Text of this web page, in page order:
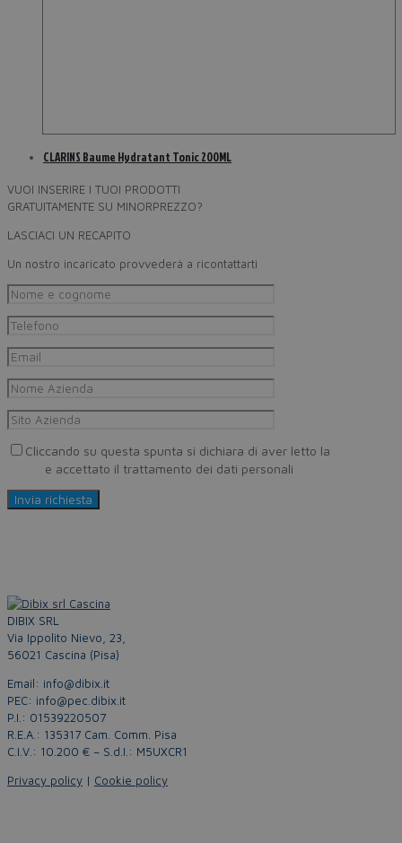
CLARINS Baume Hydratant Tonic 200ML
VUOI INSERIRE I TUOI PRODOTTI
GRATUITAMENTE SU MINORPREZZO?
LASCIACI UN RECAPITO
Un nostro incaricato provvederà a ricontattarti
Cliccando su questa spunta si dichiara di aver letto la
e accettato il trattamento dei dati personali
DIBIX SRL
Via Ippolito Nievo, 23,
56021 Cascina (Pisa)
Email: info@dibix.it
PEC: info@pec.dibix.it
P.I.: 01539220507
R.E.A.: 135317 Cam. Comm. Pisa
C.I.V.: 10.200 € – S.d.I.: M5UXCR1
Privacy policy | Cookie policy